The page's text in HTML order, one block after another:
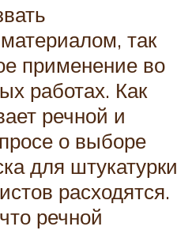
так
применение во
работах. Как
речной и
о выборе
для штукатурки
расходятся.
речной